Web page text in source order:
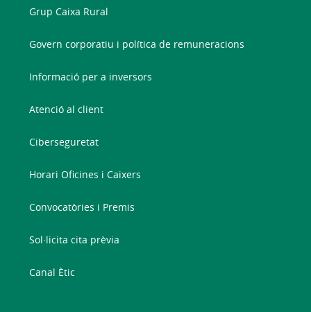
Grup Caixa Rural
Govern corporatiu i política de remuneracions
Informació per a inversors
Atenció al client
Ciberseguretat
Horari Oficines i Caixers
Convocatòries i Premis
Sol·licita cita prèvia
Canal Ètic